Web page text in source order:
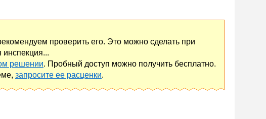
проверить его. Это можно сделать при
решении. Пробный доступ можно получить бесплатно.
запросите ее расценки.